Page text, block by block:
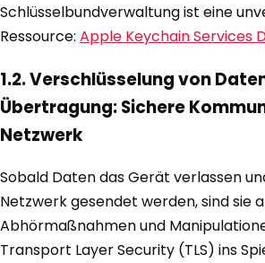
Schlüsselbundverwaltung ist eine
Ressource: Apple Keychain Services
1.2. Verschlüsselung von
Übertragung: Sichere
Netzwerk
Sobald Daten das Gerät verlassen
Netzwerk gesendet werden, sind sie
Abhörmaßnahmen und
Transport Layer Security (TLS) ins